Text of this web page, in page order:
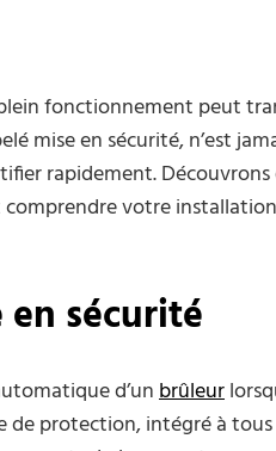
fonctionnement peut
mise en sécurité, n’est
rapidement. Découvrons
votre
sécurité
d’unbrûleur
protection, intégré à